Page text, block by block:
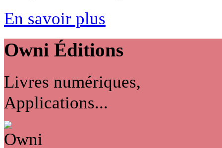
En savoir plus
Owni Éditions
Livres numériques,
Applications...